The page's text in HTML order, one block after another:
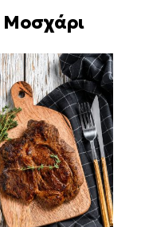
Μοσχάρι